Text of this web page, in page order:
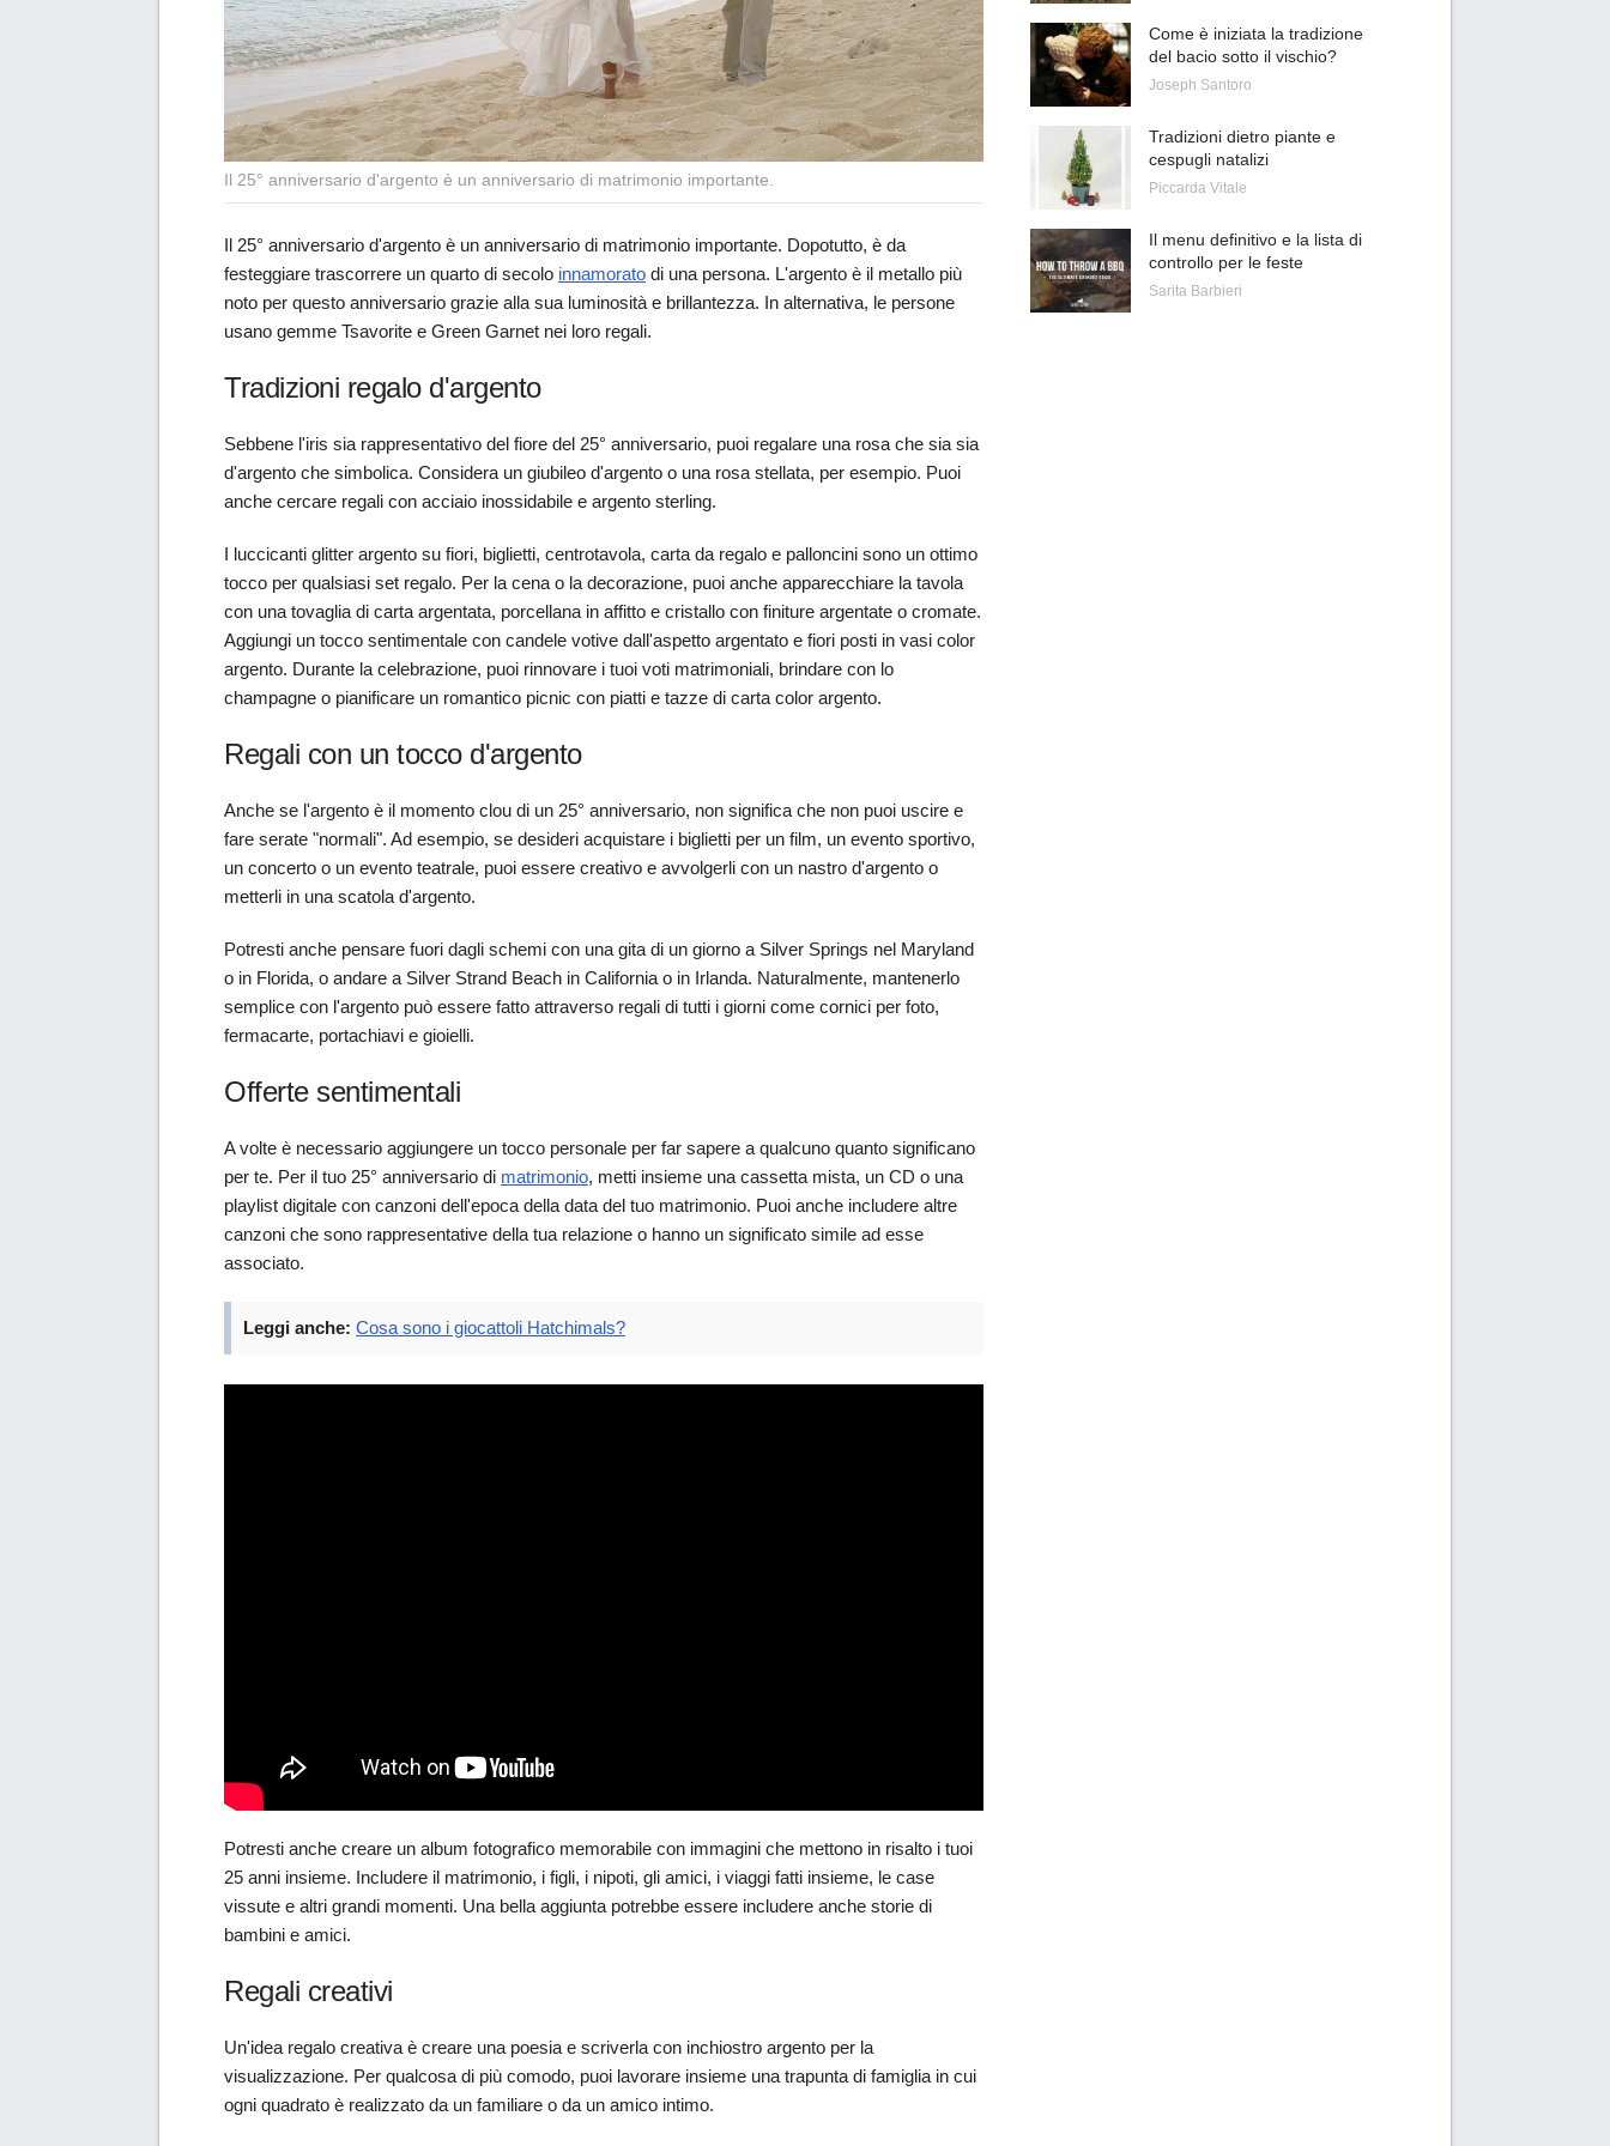
Il 25° anniversario d'argento è un anniversario di matrimonio importante.
Il 25° anniversario d'argento è un anniversario di matrimonio importante. Dopotutto, è da
festeggiare trascorrere un quarto di secolo innamorato di una persona. L'argento è il metallo più
noto per questo anniversario grazie alla sua luminosità e brillantezza. In alternativa, le persone
usano gemme Tsavorite e Green Garnet nei loro regali.
Tradizioni regalo d'argento
Sebbene l'iris sia rappresentativo del fiore del 25° anniversario, puoi regalare una rosa che sia sia
d'argento che simbolica. Considera un giubileo d'argento o una rosa stellata, per esempio. Puoi
anche cercare regali con acciaio inossidabile e argento sterling.
I luccicanti glitter argento su fiori, biglietti, centrotavola, carta da regalo e palloncini sono un ottimo
tocco per qualsiasi set regalo. Per la cena o la decorazione, puoi anche apparecchiare la tavola
con una tovaglia di carta argentata, porcellana in affitto e cristallo con finiture argentate o cromate.
Aggiungi un tocco sentimentale con candele votive dall'aspetto argentato e fiori posti in vasi color
argento. Durante la celebrazione, puoi rinnovare i tuoi voti matrimoniali, brindare con lo
champagne o pianificare un romantico picnic con piatti e tazze di carta color argento.
Regali con un tocco d'argento
Anche se l'argento è il momento clou di un 25° anniversario, non significa che non puoi uscire e
fare serate "normali". Ad esempio, se desideri acquistare i biglietti per un film, un evento sportivo,
un concerto o un evento teatrale, puoi essere creativo e avvolgerli con un nastro d'argento o
metterli in una scatola d'argento.
Potresti anche pensare fuori dagli schemi con una gita di un giorno a Silver Springs nel Maryland
o in Florida, o andare a Silver Strand Beach in California o in Irlanda. Naturalmente, mantenerlo
semplice con l'argento può essere fatto attraverso regali di tutti i giorni come cornici per foto,
fermacarte, portachiavi e gioielli.
Offerte sentimentali
A volte è necessario aggiungere un tocco personale per far sapere a qualcuno quanto significano
per te. Per il tuo 25° anniversario di matrimonio, metti insieme una cassetta mista, un CD o una
playlist digitale con canzoni dell'epoca della data del tuo matrimonio. Puoi anche includere altre
canzoni che sono rappresentative della tua relazione o hanno un significato simile ad esse
associato.
Leggi anche: Cosa sono i giocattoli Hatchimals?
Potresti anche creare un album fotografico memorabile con immagini che mettono in risalto i tuoi
25 anni insieme. Includere il matrimonio, i figli, i nipoti, gli amici, i viaggi fatti insieme, le case
vissute e altri grandi momenti. Una bella aggiunta potrebbe essere includere anche storie di
bambini e amici.
Regali creativi
Un'idea regalo creativa è creare una poesia e scriverla con inchiostro argento per la
visualizzazione. Per qualcosa di più comodo, puoi lavorare insieme una trapunta di famiglia in cui
ogni quadrato è realizzato da un familiare o da un amico intimo.
Come è iniziata la tradizione
del bacio sotto il vischio?
Joseph Santoro
Tradizioni dietro piante e
cespugli natalizi
Piccarda Vitale
Il menu definitivo e la lista di
controllo per le feste
Sarita Barbieri